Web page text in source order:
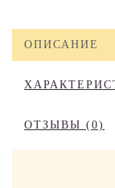
ОПИСАНИЕ
ОТЗЫВЫ (0)